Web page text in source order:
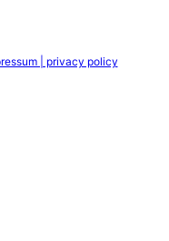
Account| privacy policy